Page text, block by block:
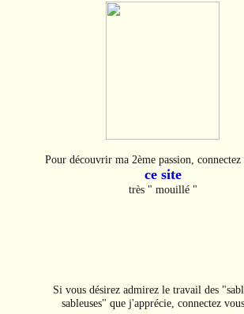
Pour découvrir ma 2ème passion, connectez
ce site
très " mouillé "
Si vous désirez admirez le travail des
sableuses" que j'apprécie, connectez